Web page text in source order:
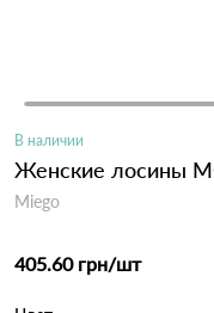
В наличии
Женские лосины
Miego
405.60 грн/шт